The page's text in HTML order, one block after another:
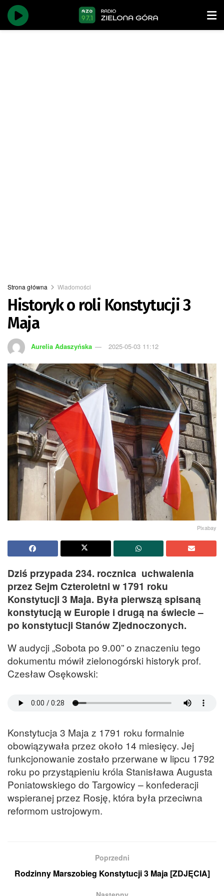
Strona główna Wiadomości
Historyk o roli Konstytucji 3
Maja
Aurelia Adaszyńska 2025-05-03 11:12
Pixabay
Dziś przypada 234. rocznica uchwalenia
przez Sejm Czteroletni w 1791 roku
Konstytucji 3 Maja. Była pierwszą spisaną
konstytucją w Europie i drugą na świecie –
po konstytucji Stanów Zjednoczonych.
W audycji „Sobota po 9.00” o znaczeniu tego
dokumentu mówił zielonogórski historyk prof.
Czesław Osękowski:
Konstytucja 3 Maja z 1791 roku formalnie
obowiązywała przez około 14 miesięcy. Jej
funkcjonowanie zostało przerwane w lipcu 1792
roku po przystąpieniu króla Stanisława Augusta
Poniatowskiego do Targowicy – konfederacji
wspieranej przez Rosję, która była przeciwna
reformom ustrojowym.
Poprzedni
Rodzinny Marszobieg Konstytucji 3 Maja [ZDJĘCIA]